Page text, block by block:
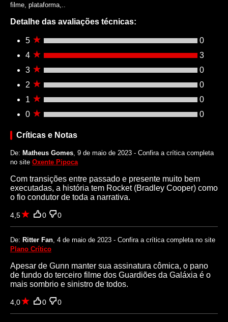
filme, plataforma,..
Detalhe das avaliações técnicas:
5
0
4
3
3
0
2
0
1
0
0
0
Críticas e Notas
De: Matheus Gomes , 9 de maio de 2023 - Confira a crítica completa
no site Oxente Pipoca
Com transições entre passado e presente muito bem
executadas, a história tem Rocket (Bradley Cooper) como
o fio condutor de toda a narrativa.
4,5 0 0
De: Ritter Fan , 4 de maio de 2023 - Confira a crítica completa no site
Plano Crítico
Apesar de Gunn manter sua assinatura cômica, o pano
de fundo do terceiro filme dos Guardiões da Galáxia é o
mais sombrio e sinistro de todos.
4,0 0 0